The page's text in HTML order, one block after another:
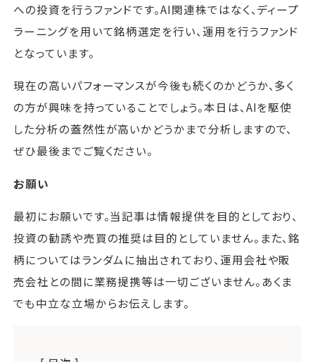
への投資を行うファンドです。AI関連株ではなく、ディープ
ラーニングを用いて銘柄選定を行い、運用を行うファンド
となっています。
現在の高いパフォーマンスが今後も続くのかどうか、多く
の方が興味を持っていることでしょう。本日は、AIを駆使
した分析の蓋然性が高いかどうかまで分析しますので、
ぜひ最後までご覧ください。
お願い
最初にお願いです。当記事は情報提供を目的としており、
投資の勧誘や売買の推奨は目的としていません。また、銘
柄についてはランダムに抽出されており、運用会社や販
売会社との間に業務提携等は一切ございません。あくま
でも中立な立場からお伝えします。